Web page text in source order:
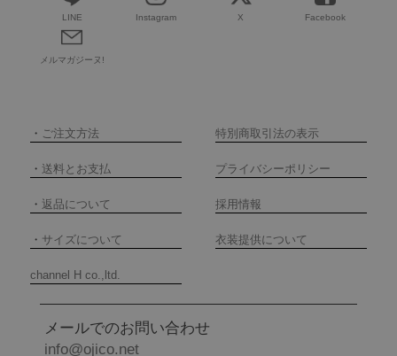
LINE Instagram X Facebook
メルマガジーヌ!
・ ご注文方法 特別商取引法の表示
・ 送料とお支払 プライバシーポリシー
・ 返品について 採用情報
・ サイズについて 衣装提供について
channel H co.,ltd.
メールでのお問い合わせ
info@ojico.net